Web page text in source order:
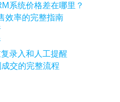
系统价格差在哪里？
效率的完整指南
录入和人工提醒
交的完整流程